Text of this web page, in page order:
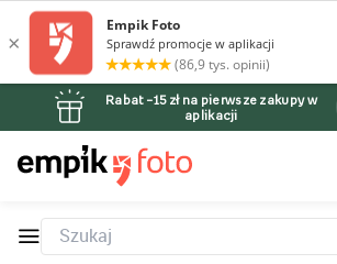
Rabat –15 zł na pierwsze zakupy w
aplikacji